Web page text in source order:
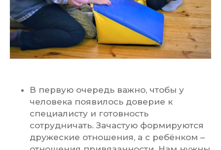
В первую очередь важно, чтобы у
человека появилось доверие к
специалисту и готовность
сотрудничать. Зачастую формируются
дружеские отношения, а с ребёнком –